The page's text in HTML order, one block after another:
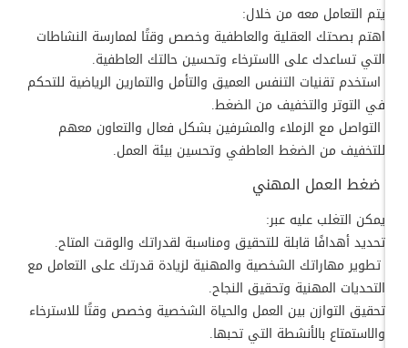
يتم التعامل معه من خلال:
اهتم بصحتك العقلية والعاطفية وخصص وقتًا لممارسة النشاطات
التي تساعدك على الاسترخاء وتحسين حالتك العاطفية.
استخدم تقنيات التنفس العميق والتأمل والتمارين الرياضية للتحكم
في التوتر والتخفيف من الضغط.
التواصل مع الزملاء والمشرفين بشكل فعال والتعاون معهم
للتخفيف من الضغط العاطفي وتحسين بيئة العمل.
ضغط العمل المهني
يمكن التغلب عليه عبر:
تحديد أهدافًا قابلة للتحقيق ومناسبة لقدراتك والوقت المتاح.
تطوير مهاراتك الشخصية والمهنية لزيادة قدرتك على التعامل مع
التحديات المهنية وتحقيق النجاح.
تحقيق التوازن بين العمل والحياة الشخصية وخصص وقتًا للاسترخاء
والاستمتاع بالأنشطة التي تحبها.